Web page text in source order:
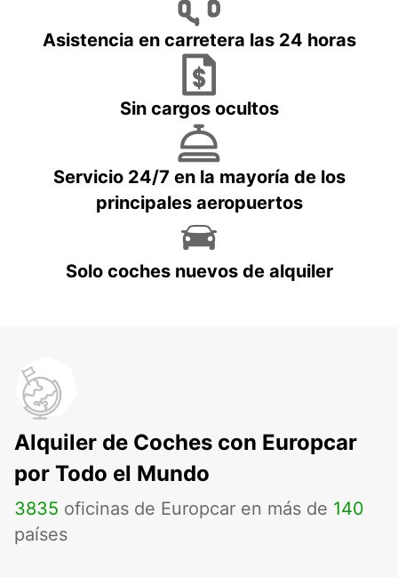
Asistencia en carretera las 24 horas
Sin cargos ocultos
Servicio 24/7 en la mayoría de los
principales aeropuertos
Solo coches nuevos de alquiler
Alquiler de Coches con Europcar
por Todo el Mundo
3835 oficinas de Europcar en más de 140
países